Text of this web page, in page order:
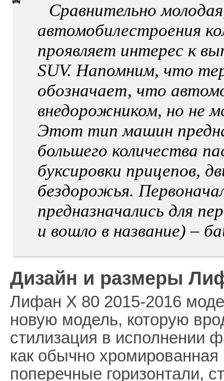
Сравнительно
автомобилестроения
проявляет интерес к
SUV. Напомним, что
обозначает, что
внедорожником, но не
Этот тип машин
большего количества
буксировки прицепов,
бездорожья.
предназначались для
и вошло в название) –
Дизайн и размеры
Лифан Х 80 2015-2016
новую модель, которую
стилизация в исполнении
как обычно
поперечные горизонтали,